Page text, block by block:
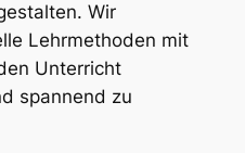
Wir
Lehrmethoden mit
Unterricht
spannend zu